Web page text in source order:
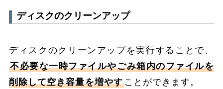
ディスクのクリーンアップ
ディスクのクリーンアップを実行することで、
不必要な一時ファイルやごみ箱内のファイルを
削除して空き容量を増やすことができます。